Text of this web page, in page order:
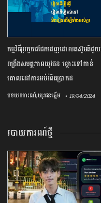
កម្មវិធីប្រកួតជជែកដេញដោលតស៊ូមតិជួយ
ពង្រឹងសមត្ថភាពយុវជន ឆ្ពោះទៅកាន់
គោលដៅការអប់រំពិតប្រាកដ
បទយកការណ៍,យុវជនឆ្នើម • 19/04/2024
របាយការណ៍ថ្មី